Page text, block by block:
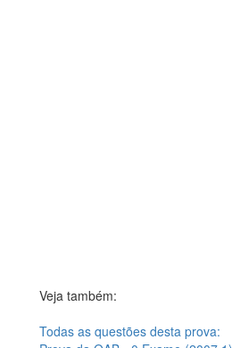
Veja também:
Todas as questões desta prova: